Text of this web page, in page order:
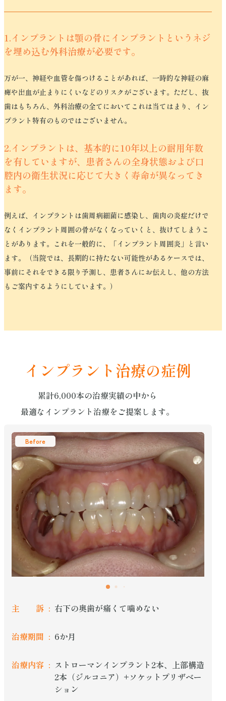
1.インプラントは顎の骨にインプラントというネジ
を埋め込む外科治療が必要です。
万が一、神経や血管を傷つけることがあれば、一時的な神経の麻
痺や出血が止まりにくいなどのリスクがございます。ただし、抜
歯はもちろん、外科治療の全てにおいてこれは当てはまり、イン
プラント特有のものではございません。
2.インプラントは、基本的に10年以上の耐用年数
を有していますが、患者さんの全身状態および口
腔内の衛生状況に応じて大きく寿命が異なってき
ます。
例えば、インプラントは歯周病細菌に感染し、歯肉の炎症だけで
なくインプラント周囲の骨がなくなっていくと、抜けてしまうこ
とがあります。これを一般的に、「インプラント周囲炎」と言い
ます。（当院では、長期的に持たない可能性があるケースでは、
事前にそれをできる限り予測し、患者さんにお伝えし、他の方法
もご案内するようにしています。）
インプラント治療の症例
累計6,000本の治療実績の中から
最適なインプラント治療をご提案します。
Before
主 訴 右下の奥歯が痛くて噛めない
治療期間 6か月
治療内容
ストローマンインプラント2本、上部構造
2本（ジルコニア）+ソケットプリザベー
ション